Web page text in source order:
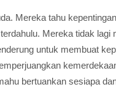
Mereka tahu
Mereka tidak lagi
untuk membuat
bertuankan sesiapa